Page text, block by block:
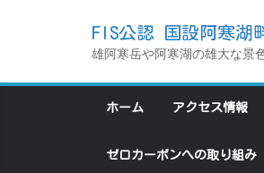
ン
FIS公認 国設阿寒湖
雄阿寒岳や阿寒湖の雄大な景
ホーム アクセス情報
ゼロカーボンへの取り組み